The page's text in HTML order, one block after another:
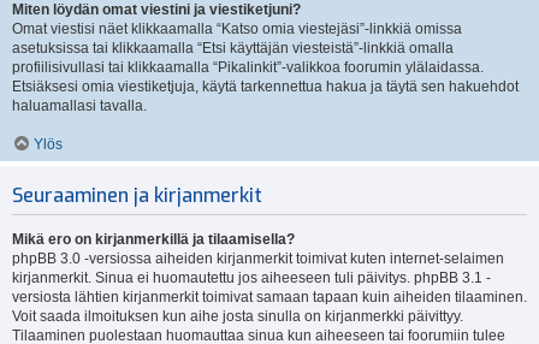
Miten löydän omat viestini ja viestiketjuni?
Omat viestisi näet klikkaamalla “Katso omia viestejäsi”-linkkiä omissa
asetuksissa tai klikkaamalla “Etsi käyttäjän viesteistä”-linkkiä omalla
profiilisivullasi tai klikkaamalla “Pikalinkit”-valikkoa foorumin ylälaidassa.
Etsiäksesi omia viestiketjuja, käytä tarkennettua hakua ja täytä sen hakuehdot
haluamallasi tavalla.
Ylös
Seuraaminen ja kirjanmerkit
Mikä ero on kirjanmerkillä ja tilaamisella?
phpBB 3.0 -versiossa aiheiden kirjanmerkit toimivat kuten internet-selaimen
kirjanmerkit. Sinua ei huomautettu jos aiheeseen tuli päivitys. phpBB 3.1 -
versiosta lähtien kirjanmerkit toimivat samaan tapaan kuin aiheiden tilaaminen.
Voit saada ilmoituksen kun aihe josta sinulla on kirjanmerkki päivittyy.
Tilaaminen puolestaan huomauttaa sinua kun aiheeseen tai foorumiin tulee